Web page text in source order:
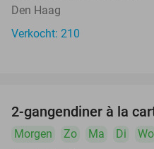
Den Haag
Verkocht: 210
2-gangendiner à la
Morgen Zo Ma Di
Wo